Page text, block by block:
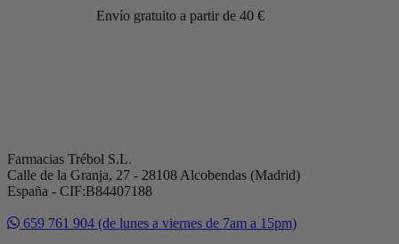
Envío gratuito a partir de 40 €
Farmacias Trébol S.L.
Calle de la Granja, 27 - 28108 Alcobendas (Madrid)
España - CIF:B84407188
659 761 904 (de lunes a viernes de 7am a 15pm)